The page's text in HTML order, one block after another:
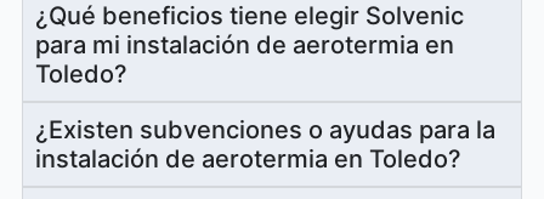
¿Qué beneficios tiene elegir Solvenic
para mi instalación de aerotermia en
Toledo?
¿Existen subvenciones o ayudas para la
instalación de aerotermia en Toledo?